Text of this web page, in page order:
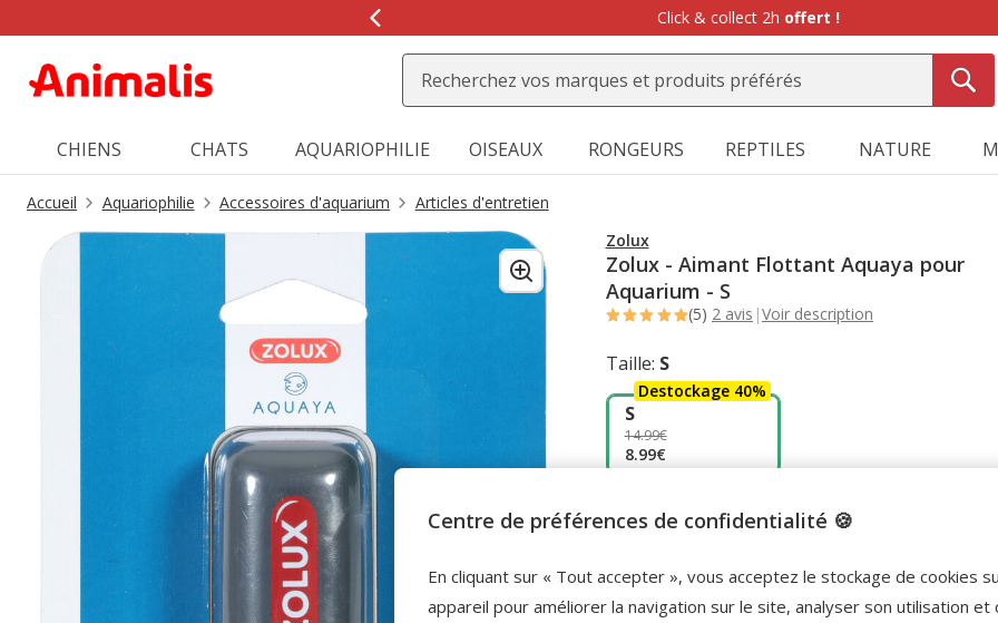
de
message,
Click & collect 2h offert !
CHIENS CHATS AQUARIOPHILIE OISEAUX RONGEURS REPTILES NATURE
Accueil Aquariophilie Accessoires d'aquarium
Articles d'entretien
Zolux
Zolux - Aimant Flottant Aquaya pour
Aquarium - S
(5) 2 avis |Voir description
Taille: S
S
Destockage 40%
14.99€
8.99€
Promotion disponible
Destockage 40% : remise de 40% appliquée sur ce
produit
Voir conditions
Centre de préférences de confidentialité 🍪
En cliquant sur « Tout accepter », vous acceptez le stockage de cookies
appareil pour améliorer la navigation sur le site, analyser son utilisation et